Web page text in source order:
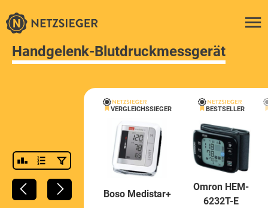
Handgelenk-Blutdruckmessgerät
VERGLEICHSSIEGER
Boso Medistar+
BESTSELLER
Omron HEM-
6232T-E